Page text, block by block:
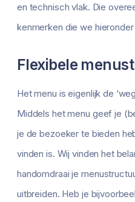
en technisch vlak. Die
kenmerken die we
Flexibele
Het menu is eigenlijk de
Middels het menu geef je
je de bezoeker te bieden
vinden is. Wij vinden het
handomdraai je
uitbreiden. Heb je